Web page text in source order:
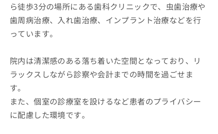
ら徒歩3分の場所にある歯科クリニックで、虫歯治療や
歯周病治療、入れ歯治療、インプラント治療などを行
っています。
院内は清潔感のある落ち着いた空間となっており、リ
ラックスしながら診察や会計までの時間を過ごせま
す。
また、個室の診療室を設けるなど患者のプライバシー
に配慮した環境です。